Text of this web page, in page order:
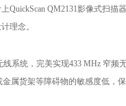
QuickScan QM2131影像式扫描
理念。
线系统，完美实现433 MHz 窄
属货架等障碍物的敏感度低，